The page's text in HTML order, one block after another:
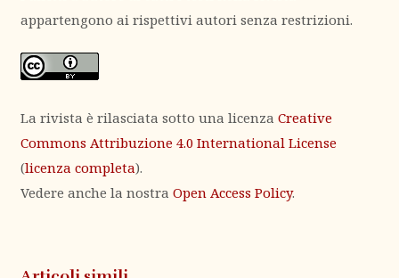
appartengono ai rispettivi autori senza restrizioni.
La rivista è rilasciata sotto una licenza Creative
Commons Attribuzione 4.0 International License
(licenza completa).
Vedere anche la nostra Open Access Policy.